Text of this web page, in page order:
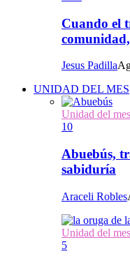
Cuando el
Jesus Padilla
UNIDAD DEL MES
Unidad del mes
10
Abuebús,
sabiduría
Araceli Robles
Unidad del mes
5